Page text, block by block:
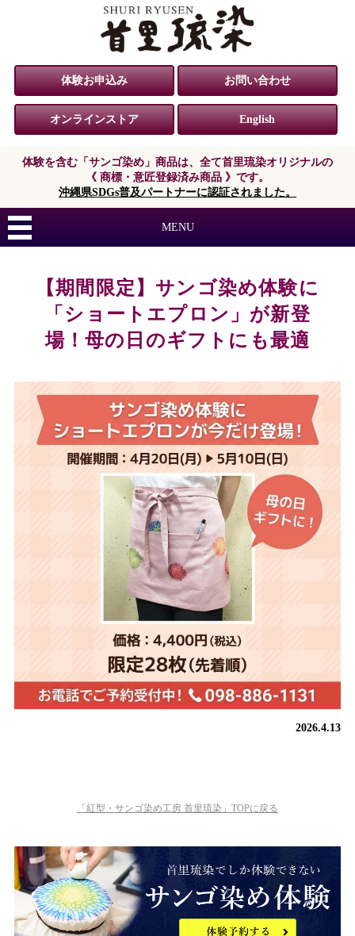
体験お申込み お問い合わせ
オンラインストア English
体験を含む「サンゴ染め」商品は、 全て首里琉染オリジナルの
《 商標・意匠登録済み商品 》です。
沖縄県SDGs普及パートナーに認証されました。
MENU
【期間限定】サンゴ染め体験に
「ショートエプロン」が新登
場！母の日のギフトにも最適
2026.4.13
「紅型・サンゴ染め工房 首里琉染」TOPに戻る